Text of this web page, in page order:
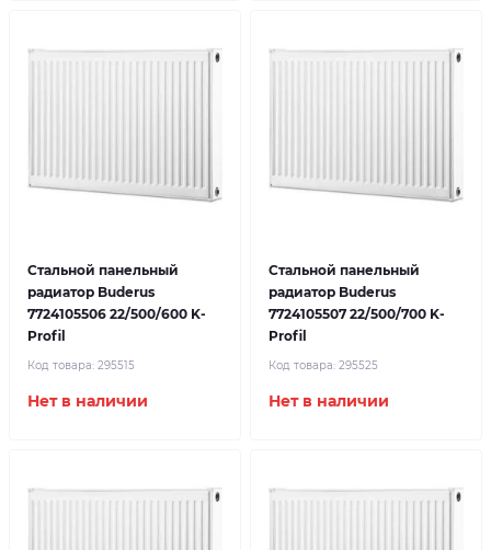
Стальной панельный
радиатор Buderus
7724105506 22/500/600 K-
Profil
Код товара: 295515
Нет в наличии
Стальной панельный
радиатор Buderus
7724105507 22/500/700 K-
Profil
Код товара: 295525
Нет в наличии